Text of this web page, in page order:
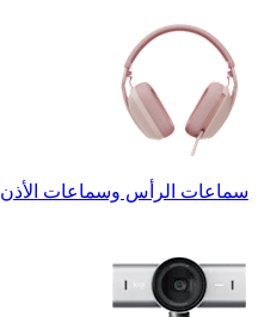
سماعات الرأس وسماعات الأذن